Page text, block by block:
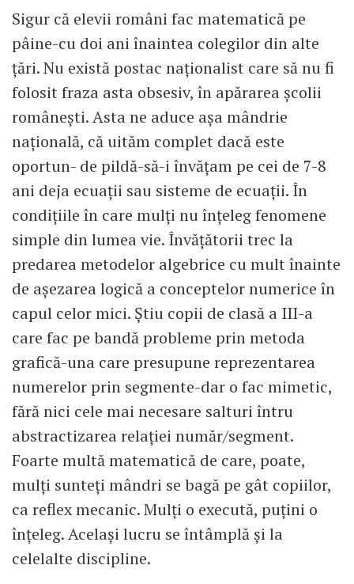
Sigur că elevii români fac matematică pe
pâine-cu doi ani înaintea colegilor din alte
țări. Nu există postac naționalist care să nu fi
folosit fraza asta obsesiv, în apărarea școlii
românești. Asta ne aduce așa mândrie
națională, că uităm complet dacă este
oportun- de pildă-să-i învățam pe cei de 7-8
ani deja ecuații sau sisteme de ecuații. În
condițiile în care mulți nu înțeleg fenomene
simple din lumea vie. Învățătorii trec la
predarea metodelor algebrice cu mult înainte
de așezarea logică a conceptelor numerice în
capul celor mici. Știu copii de clasă a III-a
care fac pe bandă probleme prin metoda
grafică-una care presupune reprezentarea
numerelor prin segmente-dar o fac mimetic,
fără nici cele mai necesare salturi întru
abstractizarea relației număr/segment.
Foarte multă matematică de care, poate,
mulți sunteți mândri se bagă pe gât copiilor,
ca reflex mecanic. Mulți o execută, puțini o
înțeleg. Același lucru se întâmplă și la
celelalte discipline.